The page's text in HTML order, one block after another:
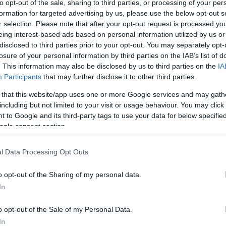
opt-out of the sale, sharing to third parties, or processing of your
for targeted advertising by us, please use the below opt-out
selection. Please note that after your opt-out request is processed
interest-based ads based on personal information utilized by us
to third parties prior to your opt-out. You may separately
of your personal information by third parties on the IAB’s list of
This information may also be disclosed by us to third parties on the
Participants that may further disclose it to other third parties.
that this website/app uses one or more Google services and may
but not limited to your visit or usage behaviour. You may
to Google and its third-party tags to use your data for below
consent section.
Data Processing Opt Outs
opt-out of the Sharing of my personal data.
opt-out of the Sale of my Personal Data.
να ισοφαρίσει με δυο γκολ του
δεχθεί το τελευταίο και καθοριστικό τέρμα ενώ
δεν κατάφερε να στείλει την αναμέτρηση
13-12
5, 4-2, 4-2, 2-3
Μαχαίρας): Μαυροβουνιώτης, Λυκούδης 4,
Λασκαρίδης 1, Ζερβουδάκης 2,
1, Μπελέσης, Κρατημένος, Χατζής 1.